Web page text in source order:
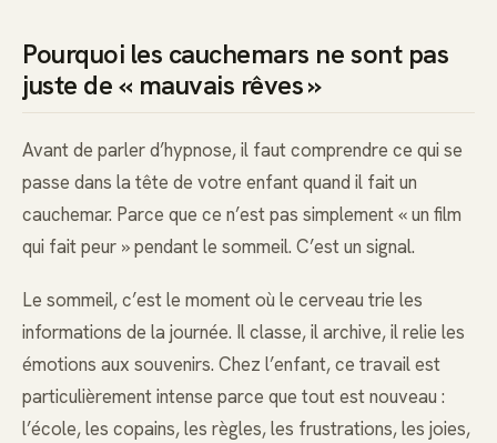
Pourquoi les cauchemars ne sont pas
juste de « mauvais rêves »
Avant de parler d’hypnose, il faut comprendre ce qui se
passe dans la tête de votre enfant quand il fait un
cauchemar. Parce que ce n’est pas simplement « un film
qui fait peur » pendant le sommeil. C’est un signal.
Le sommeil, c’est le moment où le cerveau trie les
informations de la journée. Il classe, il archive, il relie les
émotions aux souvenirs. Chez l’enfant, ce travail est
particulièrement intense parce que tout est nouveau :
l’école, les copains, les règles, les frustrations, les joies,